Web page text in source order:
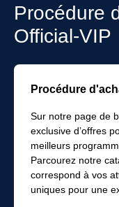
Procédure
Official-VIP
Procédure
Sur notre page de
exclusive d’offres
meilleurs
Parcourez notre
correspond à vos
uniques pour une